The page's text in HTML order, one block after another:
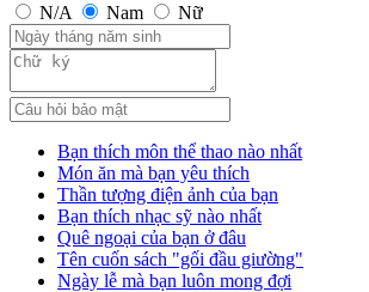
N/A
Nam Nữ
Bạn thích môn thể thao nào nhất
Món ăn mà bạn yêu thích
Thần tượng điện ảnh của bạn
Bạn thích nhạc sỹ nào nhất
Quê ngoại của bạn ở đâu
Tên cuốn sách "gối đầu giường"
Ngày lễ mà bạn luôn mong đợi